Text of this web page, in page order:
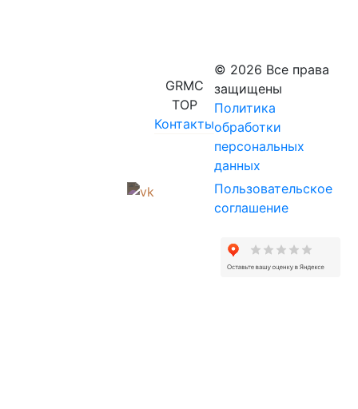
GRMC
TOP
Контакты
© 2026 Все права
защищены
Политика
обработки
персональных
данных
Пользовательское
соглашение